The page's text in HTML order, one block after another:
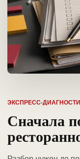
ЭКСПРЕСС-
Сначала